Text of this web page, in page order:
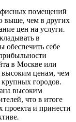
помещений
выше, чем в других
цен на услуги.
в
обеспечить себе
в Москве или
высоким ценам, чем
городов.
высоким
что в итоге
проекта и принести